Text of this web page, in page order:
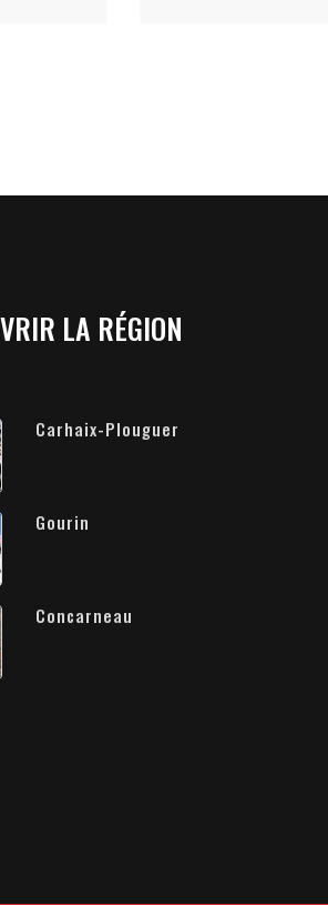
LA RÉGION
Carhaix-Plouguer
Gourin
Concarneau